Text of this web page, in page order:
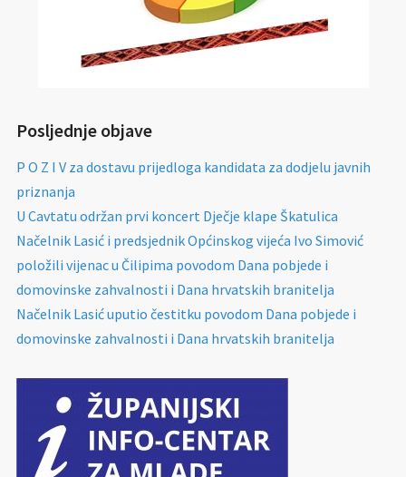
Posljednje objave
P O Z I V za dostavu prijedloga kandidata za dodjelu javnih
priznanja
U Cavtatu održan prvi koncert Dječje klape Škatulica
Načelnik Lasić i predsjednik Općinskog vijeća Ivo Simović
položili vijenac u Čilipima povodom Dana pobjede i
domovinske zahvalnosti i Dana hrvatskih branitelja
Načelnik Lasić uputio čestitku povodom Dana pobjede i
domovinske zahvalnosti i Dana hrvatskih branitelja